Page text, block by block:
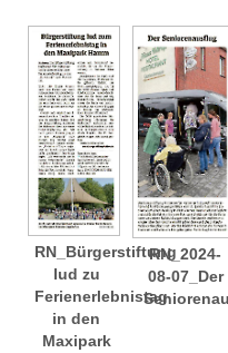
RN_Bürgerstiftung
lud zu
Ferienerlebnistag
in den
Maxipark
RN_2024-
08-07_Der